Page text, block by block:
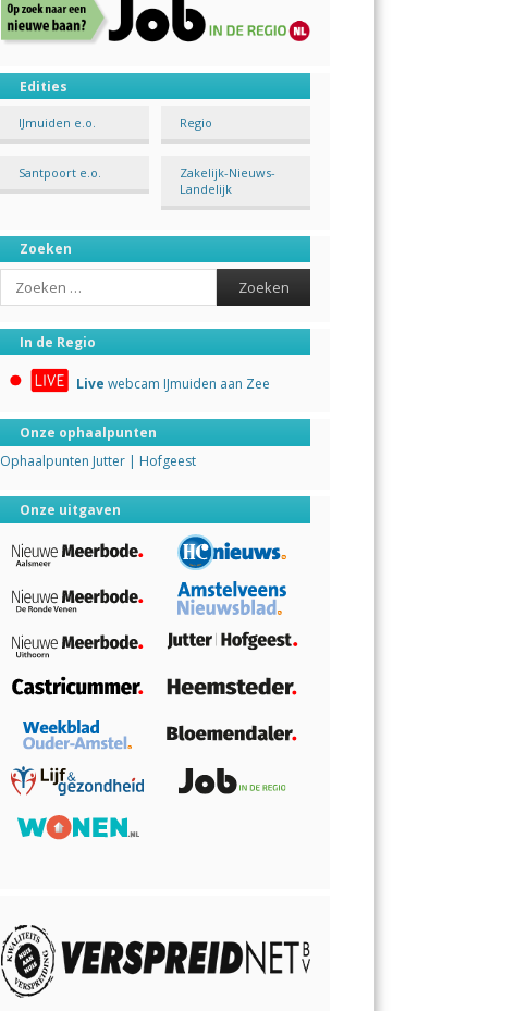
Edities
IJmuiden e.o. Regio
Santpoort e.o.
Zakelijk-Nieuws-
Landelijk
Zoeken
Search
In de Regio
Live webcam IJmuiden aan Zee
Onze ophaalpunten
Ophaalpunten Jutter | Hofgeest
Onze uitgaven